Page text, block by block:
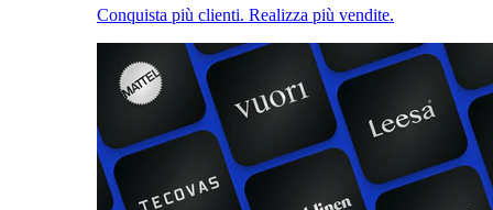
Conquista più clienti. Realizza più vendite.